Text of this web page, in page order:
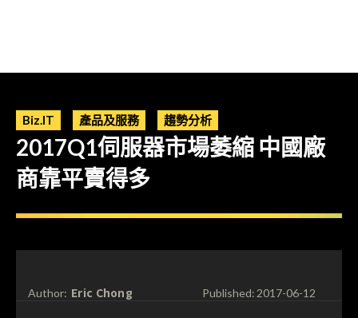
Biz.IT 產品及服務 趨勢分析
2017Q1伺服器市場萎縮 中國廠
商靠平賣得多
Author: Eric Chong Published:2017-06-12